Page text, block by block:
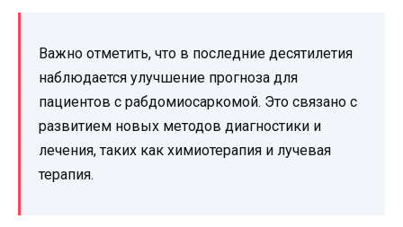
Важно отметить, что в последние десятилетия
наблюдается улучшение прогноза для
пациентов с рабдомиосаркомой. Это связано с
развитием новых методов диагностики и
лечения, таких как химиотерапия и лучевая
терапия.